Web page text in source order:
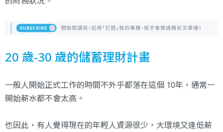
20 歲-30 歲的儲蓄理財計畫
一般人開始正式工作的時間不外乎都落在這個 10年，通常一
開始薪水都不會太高。
也因此，有人覺得現在的年輕人資源很少，大環境又逢低薪